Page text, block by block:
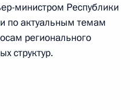
трассы
министром Республики
по актуальным темам
регионального
структур.